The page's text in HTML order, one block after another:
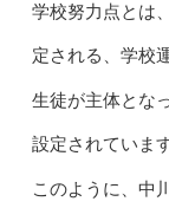
学校努力点とは
定される、学校
生徒が主体とな
設定されていま
このように、中